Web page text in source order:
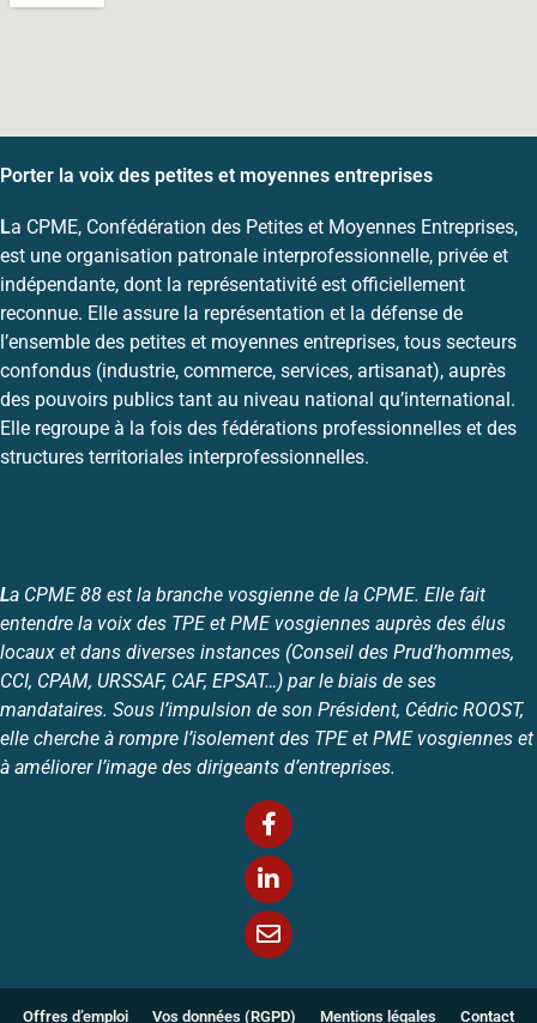
Porter la voix des petites et moyennes entreprises
La CPME, Confédération des Petites et Moyennes Entreprises,
est une organisation patronale interprofessionnelle, privée et
indépendante, dont la représentativité est officiellement
reconnue. Elle assure la représentation et la défense de
l’ensemble des petites et moyennes entreprises, tous secteurs
confondus (industrie, commerce, services, artisanat), auprès
des pouvoirs publics tant au niveau national qu’international.
Elle regroupe à la fois des fédérations professionnelles et des
structures territoriales interprofessionnelles.
La CPME 88 est la branche vosgienne de la CPME. Elle fait
entendre la voix des TPE et PME vosgiennes auprès des élus
locaux et dans diverses instances (Conseil des Prud’hommes,
CCI, CPAM, URSSAF, CAF, EPSAT…) par le biais de ses
mandataires. Sous l’impulsion de son Président, Cédric ROOST,
elle cherche à rompre l’isolement des TPE et PME vosgiennes et
à améliorer l’image des dirigeants d’entreprises.
Offres d’emploi Vos données (RGPD) Mentions légales Contact